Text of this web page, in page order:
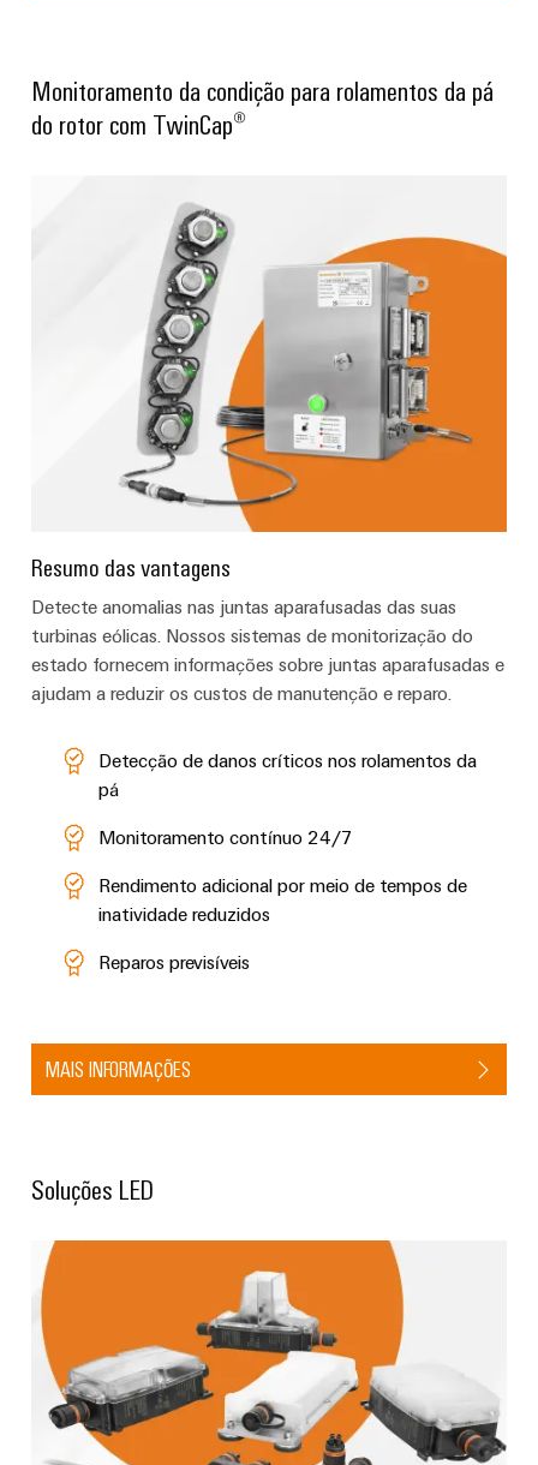
Monitoramento da condição para rolamentos da pá
do rotor com TwinCap®
Resumo das vantagens
Detecte anomalias nas juntas aparafusadas das suas
turbinas eólicas. Nossos sistemas de monitorização do
estado fornecem informações sobre juntas aparafusadas e
ajudam a reduzir os custos de manutenção e reparo.
Detecção de danos críticos nos rolamentos da
pá
Monitoramento contínuo 24/7
Rendimento adicional por meio de tempos de
inatividade reduzidos
Reparos previsíveis
MAIS INFORMAÇÕES
Soluções LED